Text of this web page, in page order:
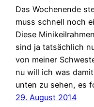
Das Wochenende
muss schnell noch
Diese
sind ja tatsächlich
von meiner
nu will ich was
unten zu sehen, es
29. August 2014